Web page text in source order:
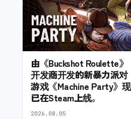
由《Buckshot Roulette》
开发商开发的新暴力派对
游戏《Machine Party》现
已在Steam上线。
2026.08.05